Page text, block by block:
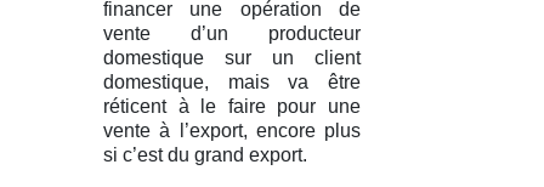
financer une opération de
vente d’un producteur
domestique sur un client
domestique, mais va être
réticent à le faire pour une
vente à l’export, encore plus
si c’est du grand export.